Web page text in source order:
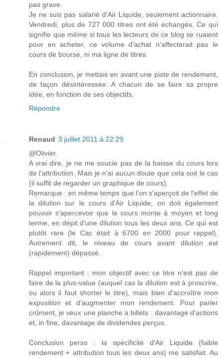
pas grave.
Je ne suis pas salarié d'Air Liquide, seulement actionnaire.
Vendredi, plus de 727 000 titres ont été échangés. Ce qui
signifie que même si tous les lecteurs de ce blog se ruaient
pour en acheter, ce volume d'achat n'affecterait pas le
cours de bourse, ni ma ligne de titres.
En conclusion, je mettais en avant une piste de rendement,
de façon désintéressée. A chacun de se faire sa propre
idée, en fonction de ses objectifs.
Répondre
Renaud 3 juillet 2011 à 22:29
@Olivier.
A vrai dire, je ne me soucie pas de la baisse du cours lors
de l'attribution. Mais je n'ai aucun doute que cela soit le cas
(il suffit de regarder un graphique de cours).
Remarque : en même temps que l'on s'aperçoit de l'effet de
la dilution sur le cours d'Air Liquide, on doit également
pouvoir s'apercevoir que le cours monte à moyen et long
terme, en dépit d'une dilution tous les deux ans. Ce qui est
plutôt rare (le Cac était à 6700 en 2000 pour rappel).
Autrement dit, le niveau de cours avant dilution est
(rapidement) dépassé.
Rappel important : mon objectif avec ce titre n'est pas de
faire de la plus-value (auquel cas la dilution est à proscrire,
ou alors il faut shorter le titre), mais bien d'accroître mon
exposition et d'augmenter mon rendement. Pour parler
crûment, je veux une planche à billets : davantage d'actions
et, in fine, davantage de dividendes perçus.
Conclusion perso : la spécificité d'Air Liquide (faible
rendement + attribution tous les deux ans) me satisfait. Au